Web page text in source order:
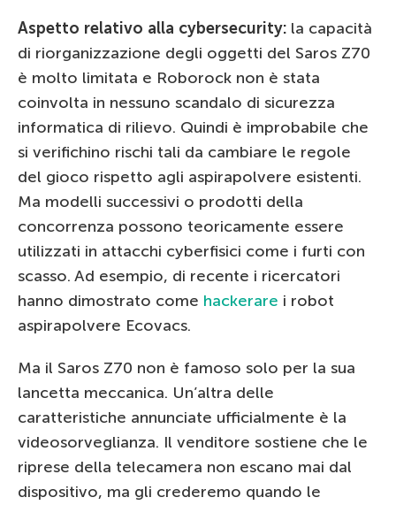
Aspetto relativo alla cybersecurity: la capacità
di riorganizzazione degli oggetti del Saros Z70
è molto limitata e Roborock non è stata
coinvolta in nessuno scandalo di sicurezza
informatica di rilievo. Quindi è improbabile che
si verifichino rischi tali da cambiare le regole
del gioco rispetto agli aspirapolvere esistenti.
Ma modelli successivi o prodotti della
concorrenza possono teoricamente essere
utilizzati in attacchi cyberfisici come i furti con
scasso. Ad esempio, di recente i ricercatori
hanno dimostrato come hackerare i robot
aspirapolvere Ecovacs.
Ma il Saros Z70 non è famoso solo per la sua
lancetta meccanica. Un’altra delle
caratteristiche annunciate ufficialmente è la
videosorveglianza. Il venditore sostiene che le
riprese della telecamera non escano mai dal
dispositivo, ma gli crederemo quando le